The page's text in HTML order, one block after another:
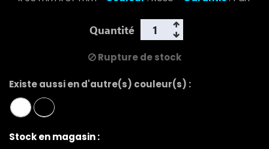
Quantité
Rupture de stock
Existe aussi en d'autre(s) couleur(s) :
Stock en magasin :